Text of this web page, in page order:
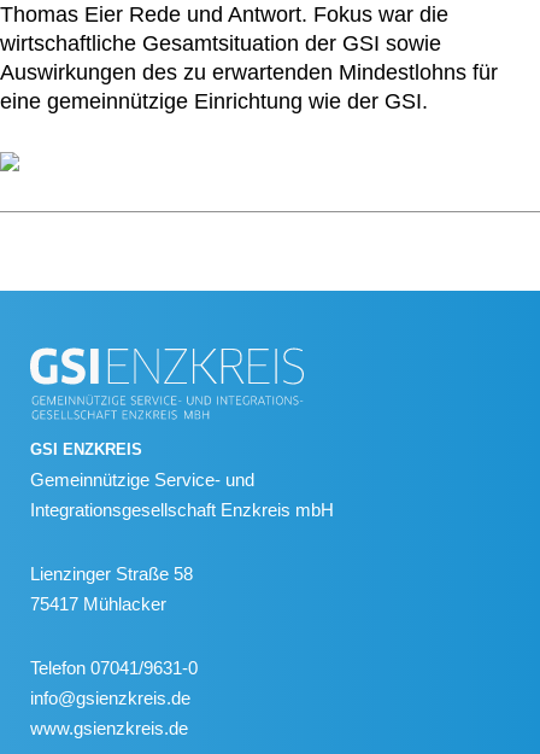
Thomas Eier Rede und Antwort. Fokus war die
wirtschaftliche Gesamtsituation der GSI sowie
Auswirkungen des zu erwartenden Mindestlohns für
eine gemeinnützige Einrichtung wie der GSI.
GSI ENZKREIS
Gemeinnützige Service- und
Integrationsgesellschaft Enzkreis mbH
Lienzinger Straße 58
75417 Mühlacker
Telefon 07041/9631-0
info@gsienzkreis.de
www.gsienzkreis.de